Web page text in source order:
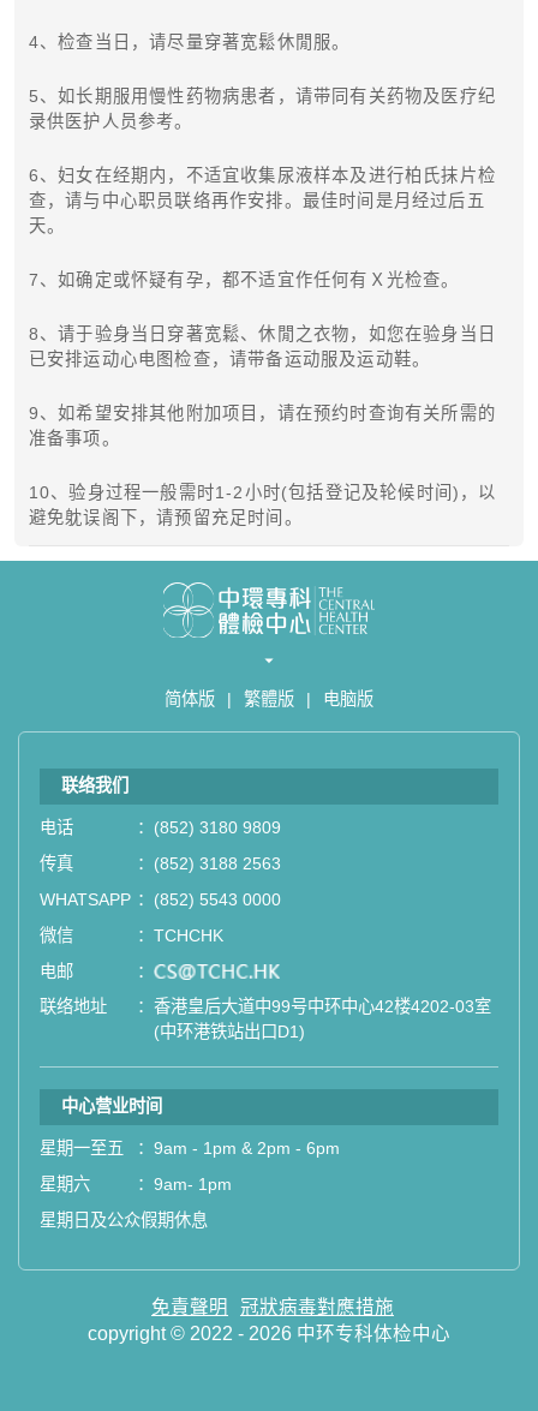
4、检查当日，请尽量穿著宽鬆休閒服。
5、如长期服用慢性药物病患者，请带同有关药物及医疗纪
录供医护人员参考。
6、妇女在经期内，不适宜收集尿液样本及进行柏氏抹片检
查，请与中心职员联络再作安排。最佳时间是月经过后五
天。
7、如确定或怀疑有孕，都不适宜作任何有Ｘ光检查。
8、请于验身当日穿著宽鬆、休閒之衣物，如您在验身当日
已安排运动心电图检查，请带备运动服及运动鞋。
9、如希望安排其他附加项目，请在预约时查询有关所需的
准备事项。
10、验身过程一般需时1-2小时(包括登记及轮候时间)，以
避免躭误阁下，请预留充足时间。
简体版 | 繁體版 | 电脑版
联络我们
电话 ： (852) 3180 9809
传真
： (852) 3188 2563
WHATSAPP ： (852) 5543 0000
微信
： TCHCHK
电邮
： email
联络地址
： 香港皇后大道中99号中环中心42楼4202-03室
(中环港铁站出口D1)
中心营业时间
星期一至五 ： 9am - 1pm & 2pm - 6pm
星期六
： 9am- 1pm
星期日及公众假期休息
免責聲明
冠狀病毒對應措施
copyright © 2022 - 2026 中环专科体检中心